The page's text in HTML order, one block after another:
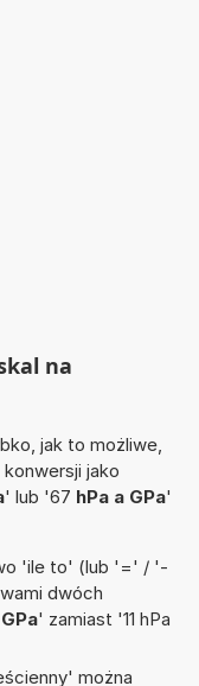
na
jak to możliwe,
jako
' lub '67 hPa a GPa'
'ile to' (lub '=' / '-
dwóch
' zamiast '11 hPa
można